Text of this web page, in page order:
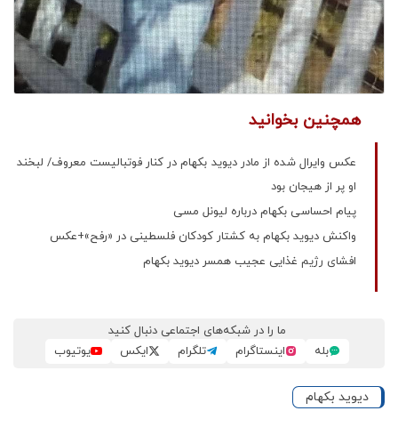
همچنین بخوانید
عکس وایرال شده از مادر دیوید بکهام در کنار فوتبالیست معروف/ لبخند
او پر از هیجان بود
​پیام احساسی بکهام درباره لیونل مسی
واکنش دیوید بکهام به کشتار کودکان فلسطینی در «رفح»+عکس
افشای رژیم غذایی عجیب همسر دیوید بکهام
ما را در شبکه‌های اجتماعی دنبال کنید
بله
اینستاگرام تلگرام ایکس یوتیوب
دیوید بکهام